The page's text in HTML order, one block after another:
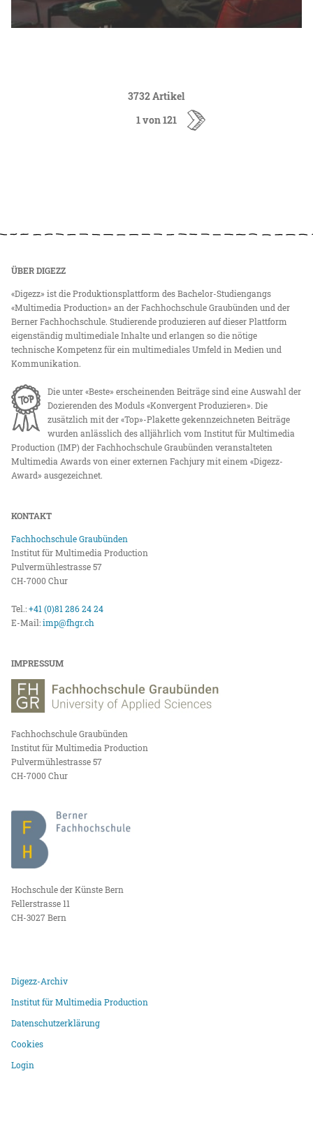
3732 Artikel
1 von 121
ÜBER DIGEZZ
«Digezz» ist die Produktionsplattform des Bachelor-Studiengangs
«Multimedia Production» an der Fachhochschule Graubünden und der
Berner Fachhochschule. Studierende produzieren auf dieser Plattform
eigenständig multimediale Inhalte und erlangen so die nötige
technische Kompetenz für ein multimediales Umfeld in Medien und
Kommunikation.
Die unter «Beste» erscheinenden Beiträge sind eine Auswahl der
Dozierenden des Moduls «Konvergent Produzieren». Die
zusätzlich mit der «Top»-Plakette gekennzeichneten Beiträge
wurden anlässlich des alljährlich vom Institut für Multimedia
Production (IMP) der Fachhochschule Graubünden veranstalteten
Multimedia Awards von einer externen Fachjury mit einem «Digezz-
Award» ausgezeichnet.
KONTAKT
Fachhochschule Graubünden
Institut für Multimedia Production
Pulvermühlestrasse 57
CH-7000 Chur
Tel.:+41 (0)81 286 24 24
E-Mail:imp@fhgr.ch
IMPRESSUM
Fachhochschule Graubünden
Institut für Multimedia Production
Pulvermühlestrasse 57
CH-7000 Chur
Hochschule der Künste Bern
Fellerstrasse 11
CH-3027 Bern
Digezz-Archiv
Institut für Multimedia Production
Datenschutzerklärung
Cookies
Login